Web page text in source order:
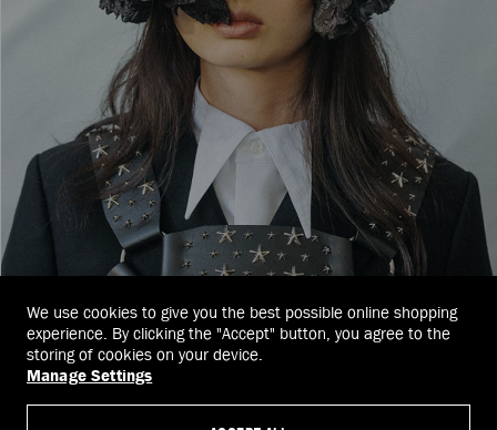
We use cookies to give you the best possible online shopping
experience. By clicking the "Accept" button, you agree to the
storing of cookies on your device.
Manage Settings